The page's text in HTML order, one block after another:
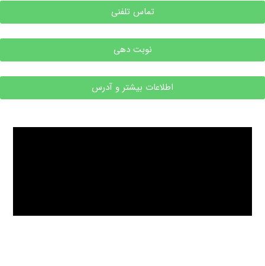
تماس تلفنی
نوبت دهی
اطلاعات بیشتر و آدرس